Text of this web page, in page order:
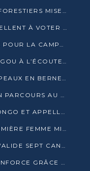
BASSIN DU CONGO : LES ÉTATS FORESTIERS MISENT SUR LES MARCHÉS CARBONE
LES SAGES DE MOUYONDZI APPELLENT À VOTER DENIS SASSOU-NGUESSO
LE CLUB 2002-PUR SE MOBILISE POUR LA CAMPAGNE
JOSEPH KIGNOUMBI KIA MBOUNGOU À L’ÉCOUTE DE TALANGAÏ
DÉCÈS DE FIRMIN AYESSA : DRAPEAUX EN BERNE LUNDI
PR. AIMÉ CHRISTIAN KAYATH : UN PARCOURS AU SERVICE DE LA RECHERCHE ET DE L’INNOVATION
L’OMS SALUE LA RIPOSTE DU CONGO ET APPELLE À DES RÉFORMES DURABLES
HOMMAGES OFFICIELS À LA PREMIÈRE FEMME MINISTRE DU CONGO
LA COUR CONSTITUTIONNELLE VALIDE SEPT CANDIDATURES POUR LA PRÉSIDENTIELLE
CONNECTIVITÉ LE CONGO SE RENFORCE GRÂCE AU CÂBLE 2AFRICA